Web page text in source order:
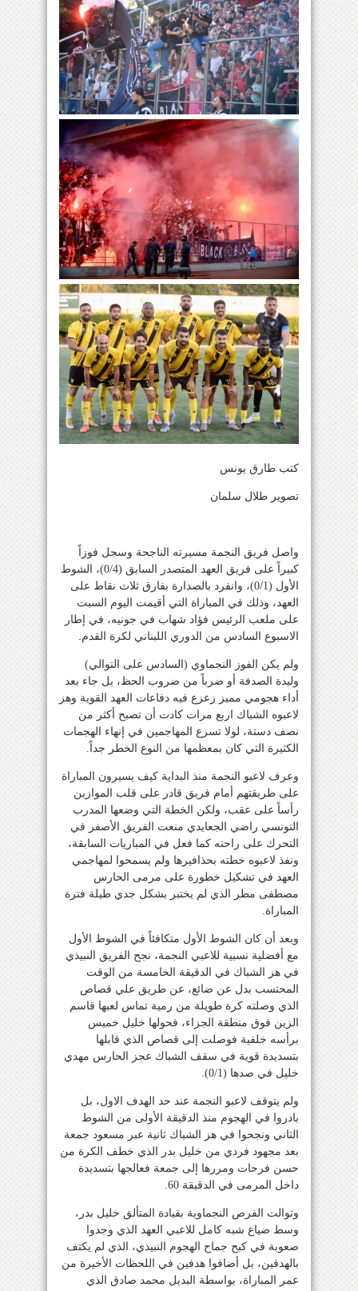
كتب طارق يونس
تصوير طلال سلمان
واصل فريق النجمة مسيرته الناجحة وسجل فوزاً
كبيراً على فريق العهد المتصدر السابق (0/4)، الشوط
الأول (0/1)، وانفرد بالصدارة بفارق ثلاث نقاط على
العهد، وذلك في المباراة التي أقيمت اليوم السبت
على ملعب الرئيس فؤاد شهاب في جونيه، في إطار
الاسبوع السادس من الدوري اللبناني لكرة القدم.
ولم يكن الفوز النجماوي (السادس على التوالي)
وليدة الصدفة أو ضرباً من ضروب الحظ، بل جاء بعد
أداء هجومي مميز زعزع فيه دفاعات العهد القوية وهز
لاعبوه الشباك اربع مرات كادت أن تصبح أكثر من
نصف دستة، لولا تسرع المهاجمين في إنهاء الهجمات
الكثيرة التي كان بمعظمها من النوع الخطر جداً.
وعرف لاعبو النجمة منذ البداية كيف يسيرون المباراة
على طريقتهم أمام فريق قادر على قلب الموازين
رأساً على عقب، ولكن الخطة التي وضعها المدرب
التونسي راضي الجعايدي منعت الفريق الأصفر في
التحرك على راحته كما فعل في المباريات السابقة،
ونفذ لاعبوه خطته بحذافيرها ولم يسمحوا لمهاجمي
العهد في تشكيل خطورة على مرمى الحارس
مصطفى مطر الذي لم يختبر بشكل جدي طيلة فترة
المباراة.
وبعد أن كان الشوط الأول متكافئاً في الشوط الأول
مع أفضلية نسبية للاعبي النجمة، نجح الفريق النبيذي
في هز الشباك في الدقيقة الخامسة من الوقت
المحتسب بدل عن ضائع، عن طريق علي قصاص
الذي وصلته كرة طويلة من رمية تماس لعبها قاسم
الزين فوق منطقة الجزاء، فحولها خليل خميس
برأسه خلفية فوصلت إلى قصاص الذي قابلها
بتسديدة قوية في سقف الشباك عجز الحارس مهدي
خليل في صدها (0/1).
ولم يتوقف لاعبو النجمة عند حد الهدف الاول، بل
بادروا في الهجوم منذ الدقيقة الأولى من الشوط
الثاني ونجحوا في هز الشباك ثانية عبر مسعود جمعة
بعد مجهود فردي من خليل بدر الذي خطف الكرة من
حسن فرحات ومررها إلى جمعة فعالجها بتسديدة
داخل المرمى في الدقيقة 60.
وتوالت الفرص النجماوية بقيادة المتألق خليل بدر،
وسط ضياع شبه كامل للاعبي العهد الذي وجدوا
صعوبة في كبح جماح الهجوم النبيذي، الذي لم يكتف
بالهدفين، بل أضافوا هدفين في اللحظات الأخيرة من
عمر المباراة، بواسطة البديل محمد صادق الذي